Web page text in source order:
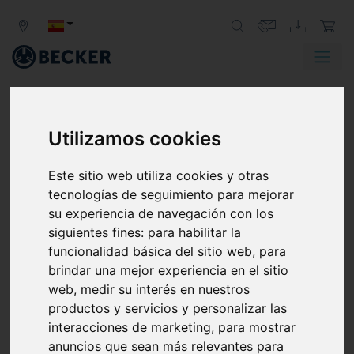
Utilizamos cookies
Este sitio web utiliza cookies y otras
tecnologías de seguimiento para mejorar
su experiencia de navegación con los
siguientes fines: para habilitar la
funcionalidad básica del sitio web, para
brindar una mejor experiencia en el sitio
web, medir su interés en nuestros
productos y servicios y personalizar las
interacciones de marketing, para mostrar
anuncios que sean más relevantes para
TRANSPORTE NEUMÁTICO
TRANSPORTE DE SÓLIDOS A GRANEL
Los sistemas de transporte neumático proporcionan el
transporte de sólidos a granel en forma de polvo,
granulados, productos semiacabados y terminados. Las
bombas de vacío y los compresores Becker generan la
diferencia de presión necesaria para el transporte en los
circuitos de tuberías.